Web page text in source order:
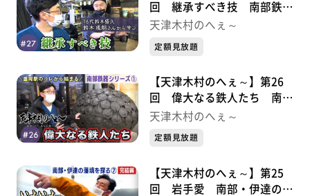
回 継承すべき技 南部鉄器
シリーズ②
天津木村のへぇ～
定額見放題
【天津木村のへぇ～】第26
回 偉大なる鉄人たち 南部
鉄器シリーズ①
天津木村のへぇ～
定額見放題
【天津木村のへぇ～】第25
回 岩手愛 南部・伊達の藩